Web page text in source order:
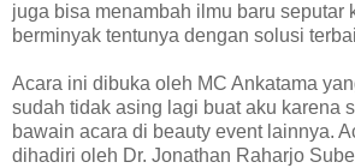
juga bisa menambah ilmu baru seputar
berminyak tentunya dengan solusi
Acara ini dibuka oleh MC Ankatama
sudah tidak asing lagi buat aku karena
bawain acara di beauty event lainnya.
dihadiri oleh Dr. Jonathan Raharjo